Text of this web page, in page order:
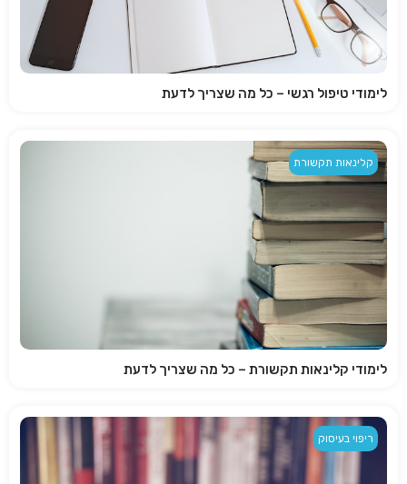
לימודי טיפול רגשי – כל מה שצריך לדעת
קלינאות תקשורת
לימודי קלינאות תקשורת – כל מה שצריך לדעת
ריפוי בעיסוק